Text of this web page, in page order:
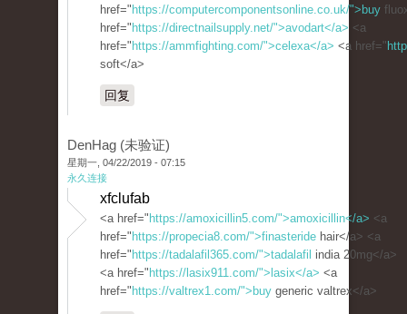
href=" https://computercomponentsonline.co.uk/">buy
href=" https://directnailsupply.net/">avodart</a> <a
href=" https://ammfighting.com/">celexa</a> <a href="
soft</a>
回复
DenHag (未验证)
星期一, 04/22/2019 - 07:15
永久连接
xfclufab
<a href=" https://amoxicillin5.com/">amoxicillin</a> <a
href=" https://propecia8.com/">finasteride hair</a> <a
href=" https://tadalafil365.com/">tadalafil india 20mg</a>
<a href=" https://lasix911.com/">lasix</a> <a
href=" https://valtrex1.com/">buy generic valtrex</a>